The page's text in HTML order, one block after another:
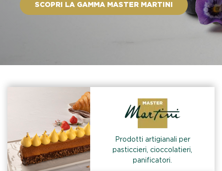
SCOPRI LA GAMMA MASTER MARTINI
Prodotti artigianali per
pasticcieri, cioccolatieri,
panificatori.